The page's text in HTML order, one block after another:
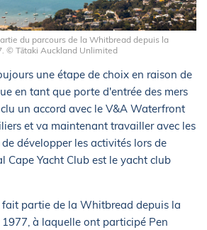
du parcours de la Whitbread depuis la
© Tātaki Auckland Unlimited
une étape de choix en raison de
en tant que porte d'entrée des mers
un accord avec le V&A Waterfront
et va maintenant travailler avec les
développer les activités lors de
Cape Yacht Club est le yacht club
partie de la Whitbread depuis la
à laquelle ont participé Pen